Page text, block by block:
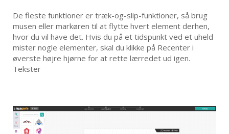
De fleste funktioner er træk-og-slip-funktioner, så brug
musen eller markøren til at flytte hvert element derhen,
hvor du vil have det. Hvis du på et tidspunkt ved et uheld
mister nogle elementer, skal du klikke på Recenter i
øverste højre hjørne for at rette lærredet ud igen.
Tekster